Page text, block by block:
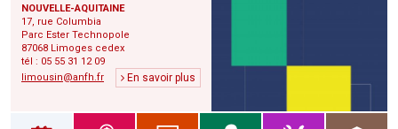
NOUVELLE-AQUITAINE
17, rue Columbia
Parc Ester Technopole
87068 Limoges cedex
tél : 05 55 31 12 09
limousin@anfh.fr
En savoir plus